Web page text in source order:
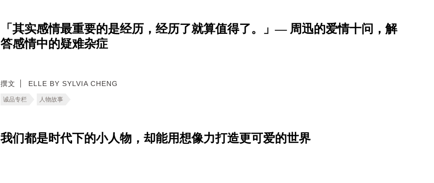
「其实感情最重要的是经历，经历了就算值得了。」— 周迅的爱情十问，解
答感情中的疑难杂症
撰文 ELLE BY SYLVIA CHENG
诚品专栏 人物故事
我们都是时代下的小人物，却能用想像力打造更可爱的世界